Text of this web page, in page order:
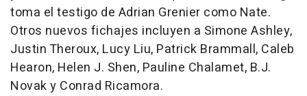
toma el testigo de Adrian Grenier como Nate.
Otros nuevos fichajes incluyen a Simone Ashley,
Justin Theroux, Lucy Liu, Patrick Brammall, Caleb
Hearon, Helen J. Shen, Pauline Chalamet, B.J.
Novak y Conrad Ricamora.